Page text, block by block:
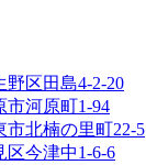
区田島4-2-20
市河原町1-94
市北楠の里町22-5
区今津中1-6-6